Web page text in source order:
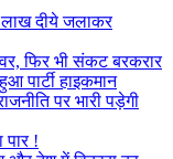
लाख दीये जलाकर
फिर भी संकट बरकरार
पार्टी हाइकमान
पर भारी पड़ेगी
पार !